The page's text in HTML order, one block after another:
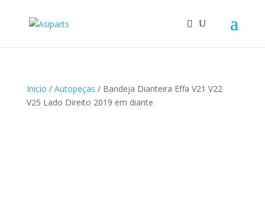
Início / Autopeças / Bandeja Dianteira Effa V21 V22
V25 Lado Direito 2019 em diante